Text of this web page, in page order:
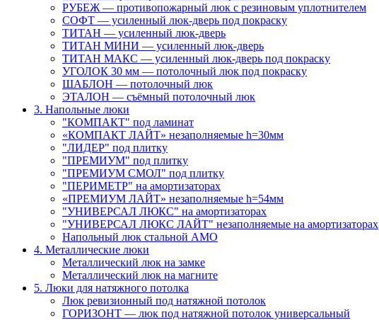
РУБЕЖ — противопожарный люк с резиновым уплотнителем
СОФТ — усиленный люк-дверь под покраску
ТИТАН — усиленный люк-дверь
ТИТАН МИНИ — усиленный люк-дверь
ТИТАН МАКС — усиленный люк-дверь под покраску
УГОЛОК 30 мм — потолочный люк под покраску
ШАБЛОН — потолочный люк
ЭТАЛОН — съёмный потолочный люк
3. Напольные люки
"КОМПАКТ" под ламинат
«КОМПАКТ ЛАЙТ» незаполняемые h=30мм
"ЛИДЕР" под плитку
"ПРЕМИУМ" под плитку
"ПРЕМИУМ СМОЛ" под плитку
"ПЕРИМЕТР" на амортизаторах
«ПРЕМИУМ ЛАЙТ» незаполняемые h=54мм
"УНИВЕРСАЛ ЛЮКС" на амортизаторах
"УНИВЕРСАЛ ЛЮКС ЛАЙТ" незаполняемые на амортизаторах
Напольный люк стальной АМО
4. Металлические люки
Металлический люк на замке
Металлический люк на магните
5. Люки для натяжного потолка
Люк ревизионный под натяжной потолок
ГОРИЗОНТ — люк под натяжной потолок универсальный